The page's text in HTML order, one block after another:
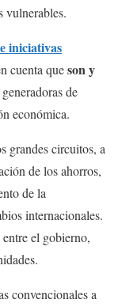
vulnerables.
iniciativas
cuenta queson y
generadoras de
económica.
grandes circuitos, a
de los ahorros,
de la
internacionales.
el gobierno,
convencionales a